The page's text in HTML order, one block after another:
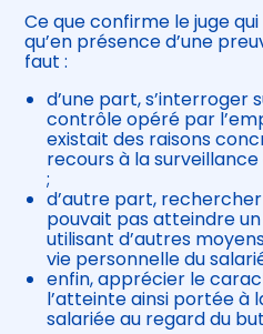
Ce que confirme le juge
qu’en présence d’une
faut :
d’une part, s’interroger
contrôle opéré par
existait des raisons
recours à la
;
d’autre part,
pouvait pas atteindre
utilisant d’autres
vie personnelle du
enfin, apprécier le
l’atteinte ainsi portée à
salariée au regard du